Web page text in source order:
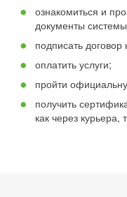
ознакомиться и
документы
подписать
оплатить услуги;
пройти
получить
как через курьера,